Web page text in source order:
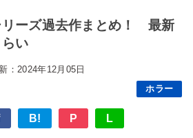
リーズ過去作まとめ！ 最新
い
：2024年12月05日
ホラー
B! P L